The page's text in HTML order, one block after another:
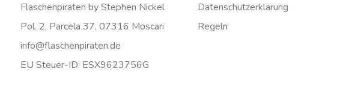
Flaschenpiraten by Stephen Nickel
Pol. 2, Parcela 37, 07316 Moscari
info@flaschenpiraten.de
EU Steuer-ID: ESX9623756G
Datenschutzerklärung
Regeln